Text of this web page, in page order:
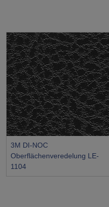
3M DI-NOC
Oberflächenveredelung LE-
1104